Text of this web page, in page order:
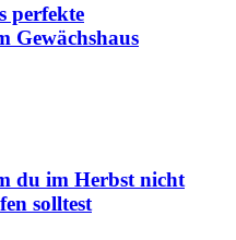
perfekte
Gewächshaus
du im Herbst nicht
solltest